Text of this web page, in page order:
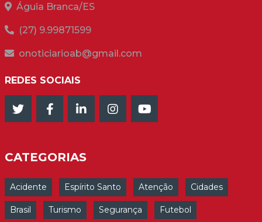
Águia Branca/ES
(27) 9.99871599
onoticiarioab@gmail.com
REDES SOCIAIS
CATEGORIAS
Acidente Espírito Santo Atenção Cidades
Brasil Turismo Segurança Futebol